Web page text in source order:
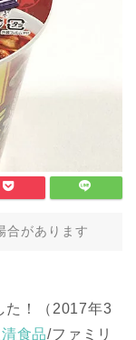
合があります
た！（2017年3
清食品/ファミリ